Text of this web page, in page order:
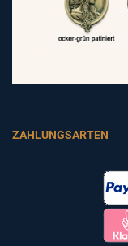
ZAHLUNGSARTEN